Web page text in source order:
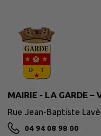
MAIRIE - LA GARDE –
Rue Jean-Baptiste
04 94 08 98 00